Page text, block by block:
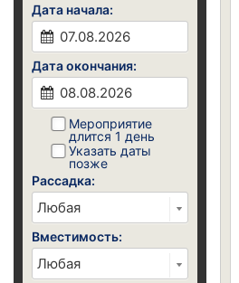
Дата начала:
Дата окончания:
Мероприятие
длится 1 день
Указать даты
позже
Рассадка:
Вместимость: